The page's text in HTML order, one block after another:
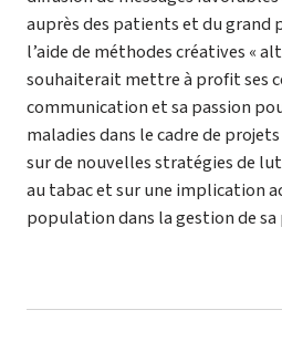
auprès des patients et du grand
l’aide de méthodes créatives «
souhaiterait mettre à profit ses
communication et sa passion
maladies dans le cadre de
sur de nouvelles stratégies de
au tabac et sur une implication
population dans la gestion de